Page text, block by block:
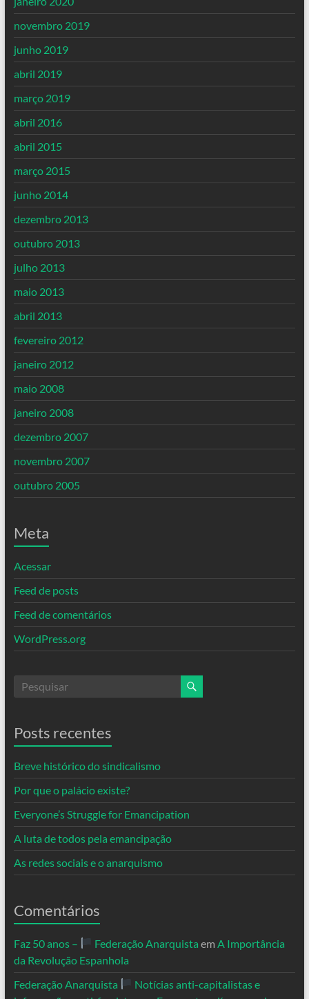
novembro 2019
junho 2019
abril 2019
março 2019
abril 2016
abril 2015
março 2015
junho 2014
dezembro 2013
outubro 2013
julho 2013
maio 2013
abril 2013
fevereiro 2012
janeiro 2012
maio 2008
janeiro 2008
dezembro 2007
novembro 2007
outubro 2005
Meta
Acessar
Feed de posts
Feed de comentários
WordPress.org
Posts recentes
Breve histórico do sindicalismo
Por que o palácio existe?
Everyone’s Struggle for Emancipation
A luta de todos pela emancipação
As redes sociais e o anarquismo
Comentários
Faz 50 anos – Federação Anarquista em A Importância
da Revolução Espanhola
Federação Anarquista
Notícias anti-capitalistas e